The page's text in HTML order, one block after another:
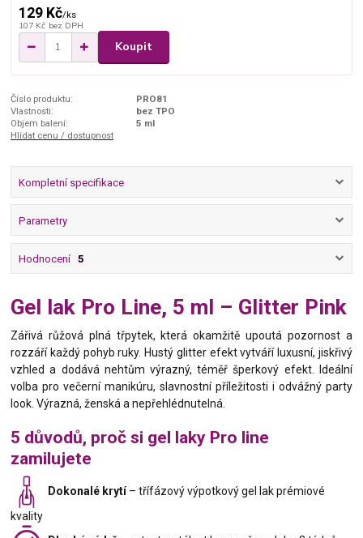
129 Kč/ks
107 Kč bez DPH
Koupit
Číslo produktu:
PRO81
Vlastnosti:
bez TPO
Objem balení:
5 ml
Hlídat cenu / dostupnost
Kompletní specifikace
Parametry
Hodnocení 5
Gel lak Pro Line, 5 ml – Glitter Pink
Zářivá růžová plná třpytek, která okamžitě upoutá pozornost a
rozzáří každý pohyb ruky. Hustý glitter efekt vytváří luxusní, jiskřivý
vzhled a dodává nehtům výrazný, téměř šperkový efekt. Ideální
volba pro večerní manikúru, slavnostní příležitosti i odvážný party
look. Výrazná, ženská a nepřehlédnutelná.
5 důvodů, proč si gel laky Pro line
zamilujete
Dokonalé krytí– třífázový výpotkový gel lak prémiové
kvality